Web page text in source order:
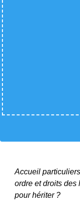
Accueil particuliers
ordre et droits des
pour hériter ?